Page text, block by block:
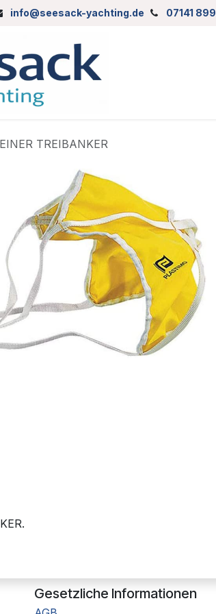
info@seesack-yachting.de 07141
TREIBANKER
Gesetzliche Informationen